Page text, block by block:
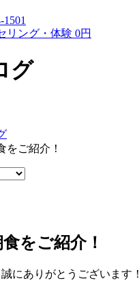
グ
をご紹介！
をご紹介！
にありがとうございます！